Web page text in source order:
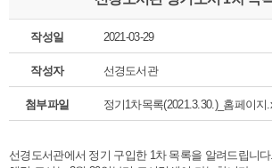
작성일 2021-03-29
작성자 선경도서관
첨부파일 정기1차목록(2021.3.30.)_홈페이지
선경도서관에서 정기 구입한 1차 목록을 알려드립니다.